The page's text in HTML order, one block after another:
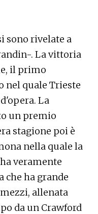
sono rivelate a
. La vittoria
il primo
nel quale Trieste
La
un premio
stagione poi è
nella quale la
veramente
che ha grande
allenata
da un Crawford